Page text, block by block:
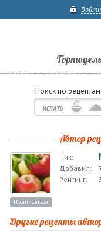
Войти
Поиск по рецептам
Автор
Подписаться
Ник:
Добавил:
Рейтинг:
Другие рецепты